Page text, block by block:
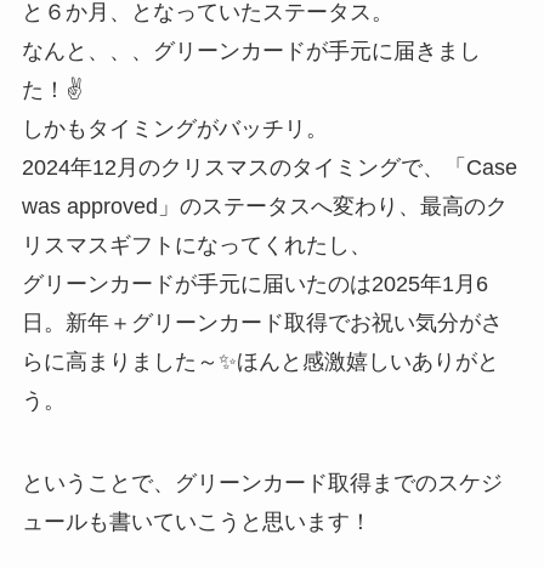
と６か月、となっていたステータス。
なんと、、、グリーンカードが手元に届きまし
た！✌
しかもタイミングがバッチリ。
2024年12月のクリスマスのタイミングで、「Case
was approved」のステータスへ変わり、最高のク
リスマスギフトになってくれたし、
グリーンカードが手元に届いたのは2025年1月6
日。新年＋グリーンカード取得でお祝い気分がさ
らに高まりました～✨ほんと感激嬉しいありがと
う。
ということで、グリーンカード取得までのスケジ
ュールも書いていこうと思います！